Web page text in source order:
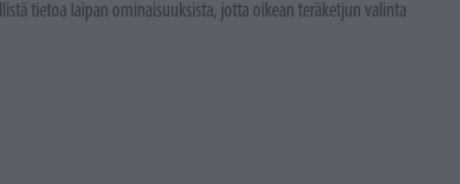
tietoa laipan ominaisuuksista, jotta oikean teräketjun valinta